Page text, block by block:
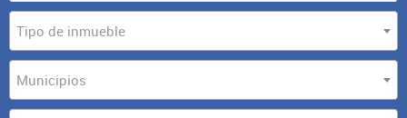
Tipo de inmueble
Municipios